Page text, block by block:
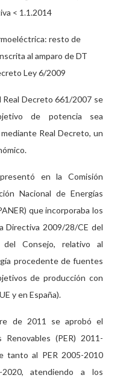
< 1.1.2014
resto de
al amparo de DT
Ley 6/2009
Real Decreto 661/2007 se
de potencia sea
Real Decreto, un
en la Comisión
Nacional de Energías
que incorporaba los
Directiva 2009/28/CE del
del Consejo, relativo al
procedente de fuentes
de producción con
y en España).
de 2011 se aprobó el
(PER) 2011-
tanto al PER 2005-2010
atendiendo a los